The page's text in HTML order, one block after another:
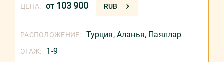
ЦЕНА: от 103 900 RUB
РАСПОЛОЖЕНИЕ: Турция, Аланья, Паяллар
ЭТАЖ: 1-9